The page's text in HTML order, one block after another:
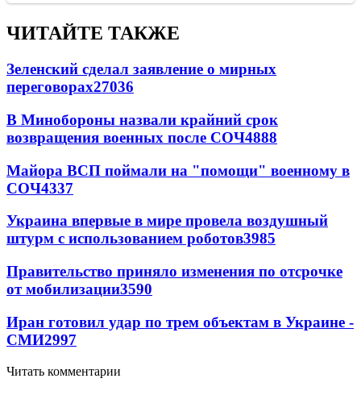
ЧИТАЙТЕ ТАКЖЕ
Зеленский сделал заявление о мирных
переговорах27036
В Минобороны назвали крайний срок
возвращения военных после СОЧ4888
Майора ВСП поймали на "помощи" военному в
СОЧ4337
Украина впервые в мире провела воздушный
штурм с использованием роботов3985
Правительство приняло изменения по отсрочке
от мобилизации3590
Иран готовил удар по трем объектам в Украине -
СМИ2997
Читать комментарии